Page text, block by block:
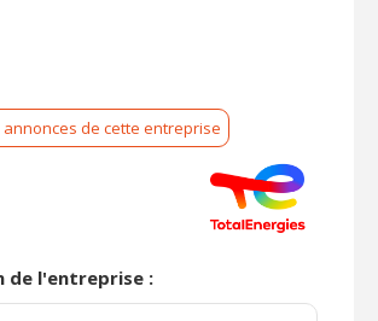
de cette entreprise
de l'entreprise :